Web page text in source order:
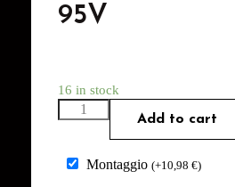
95V
16 in stock
Add to cart
Montaggio (+10,98 €)